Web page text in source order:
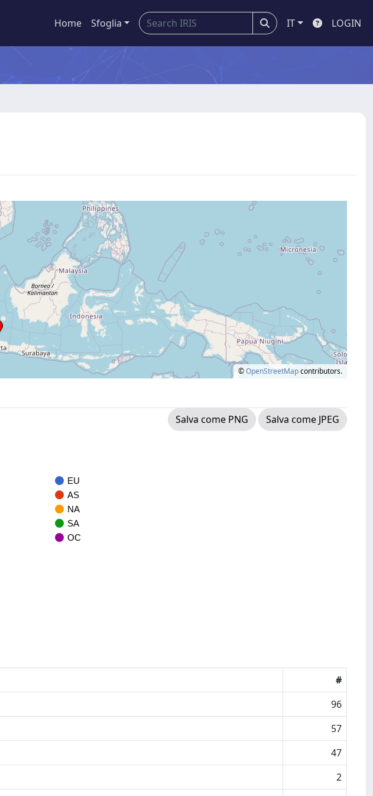
Home Sfoglia IT LOGIN
©OpenStreetMapcontributors.
Salva come PNG
Salva come JPEG
EU
AS
NA
SA
OC
#
96
57
47
2